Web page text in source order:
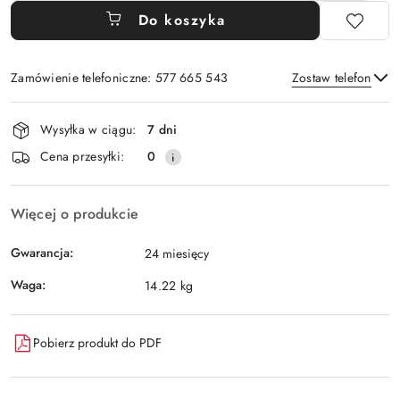
Do koszyka
Zamówienie telefoniczne: 577 665 543 Zostaw telefon
Wyślij
Dostępność
i
dostawa
Wysyłka w ciągu:
7 dni
Cena przesyłki:
0
Więcej o produkcie
Gwarancja:
24 miesięcy
Waga:
14.22 kg
Pobierz produkt do PDF